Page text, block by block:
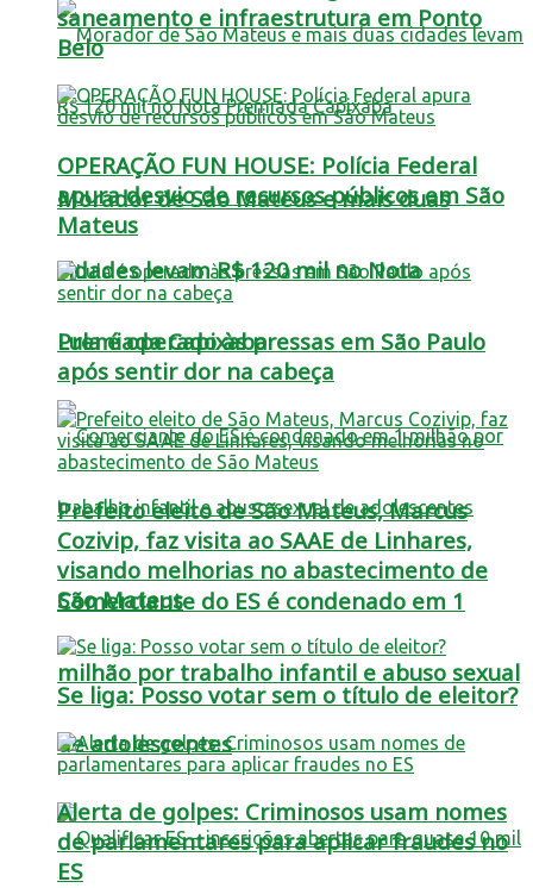
Morador de São Mateus e mais duas
cidades levam R$ 120 mil no Nota
Premiada Capixaba
Comerciante do ES é condenado em 1
milhão por trabalho infantil e abuso sexual
de adolescentes
saneamento e infraestrutura em Ponto
Belo
OPERAÇÃO FUN HOUSE: Polícia Federal
apura desvio de recursos públicos em São
Mateus
Lula é operado às pressas em São Paulo
após sentir dor na cabeça
Prefeito eleito de São Mateus, Marcus
Cozivip, faz visita ao SAAE de Linhares,
visando melhorias no abastecimento de
São Mateus
Se liga: Posso votar sem o título de eleitor?
Alerta de golpes: Criminosos usam nomes
de parlamentares para aplicar fraudes no
ES